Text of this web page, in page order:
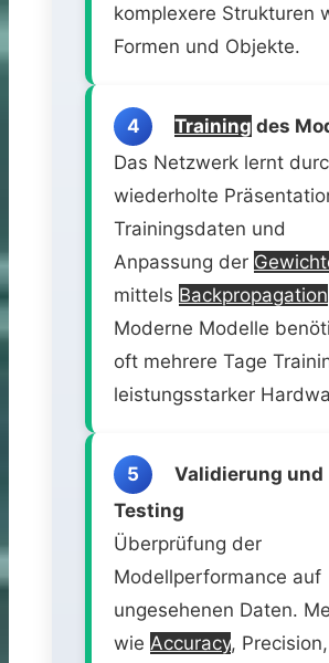
komplexere Strukturen
Formen und Objekte.
4 Training des
Das Netzwerk lernt
wiederholte
Trainingsdaten und
Anpassung der
mittels Backpropagation
Moderne Modelle
oft mehrere Tage
leistungsstarker
5
Validierung und
Testing
Überprüfung der
Modellperformance auf
ungesehenen Daten.
wie Accuracy, Precision,